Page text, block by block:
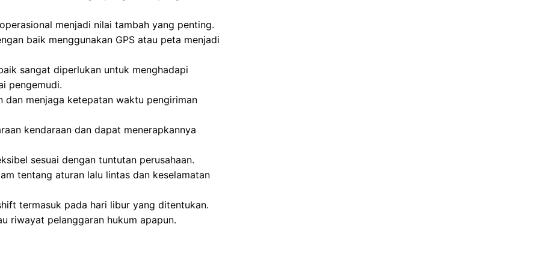
menjadi nilai tambah yang penting.
baik menggunakan GPS atau peta menjadi
sangat diperlukan untuk menghadapi
pengemudi.
dan menjaga ketepatan waktu pengiriman
kendaraan dan dapat menerapkannya
sesuai dengan tuntutan perusahaan.
tentang aturan lalu lintas dan keselamatan
termasuk pada hari libur yang ditentukan.
riwayat pelanggaran hukum apapun.